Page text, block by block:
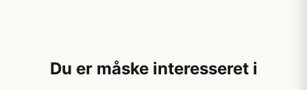
Du er måske interesseret i